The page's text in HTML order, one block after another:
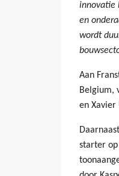
innovatie
en
wordt
Aan
Belgium,
en Xavier
starter